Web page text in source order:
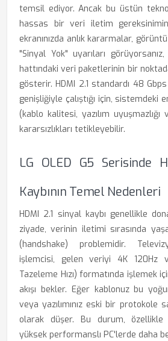
temsil ediyor. Ancak bu üstün
hassas bir veri iletim
ekranınızda anlık kararmalar,
"Sinyal Yok" uyarıları
hattındaki veri paketlerinin bir
gösterir. HDMI 2.1 standardı 48
genişliğiyle çalıştığı için, sistemdeki
(kablo kalitesi, yazılım
kararsızlıkları tetikleyebilir.
LG OLED G5 Serisinde
Kaybının Temel Nedenleri
HDMI 2.1 sinyal kaybı genellikle
ziyade, verinin iletimi sırasında
(handshake) problemidir.
işlemcisi, gelen veriyi 4K 120Hz
Tazeleme Hızı) formatında işlemek
akışı bekler. Eğer kablonuz bu
veya yazılımınız eski bir protokole
olarak düşer. Bu durum,
yüksek performanslı PC'lerde daha